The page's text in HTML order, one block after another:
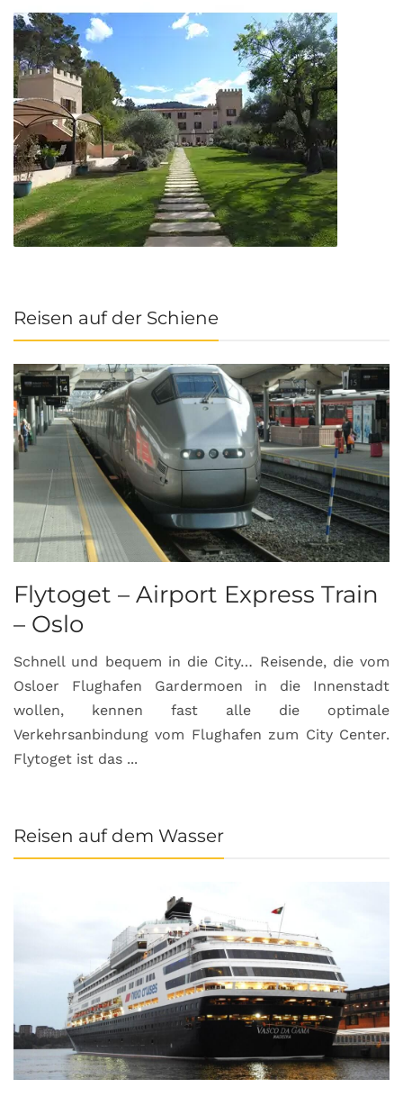
Reisen auf der Schiene
Flytoget – Airport Express Train
– Oslo
Schnell und bequem in die City… Reisende, die vom
Osloer Flughafen Gardermoen in die Innenstadt
wollen, kennen fast alle die optimale
Verkehrsanbindung vom Flughafen zum City Center.
Flytoget ist das ...
Reisen auf dem Wasser